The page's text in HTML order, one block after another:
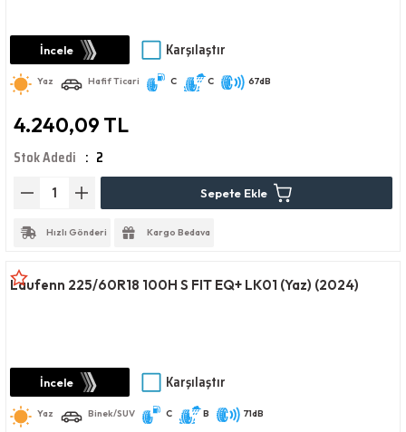
İncele Karşılaştır
Yaz Hafif Ticari C C 67dB
4.240,09 TL
Stok Adedi 2
Sepete Ekle
Hızlı Gönderi Kargo Bedava
Laufenn 225/60R18 100H S FIT EQ+ LK01 (Yaz) (2024)
İncele Karşılaştır
Yaz Binek/SUV C B 71dB